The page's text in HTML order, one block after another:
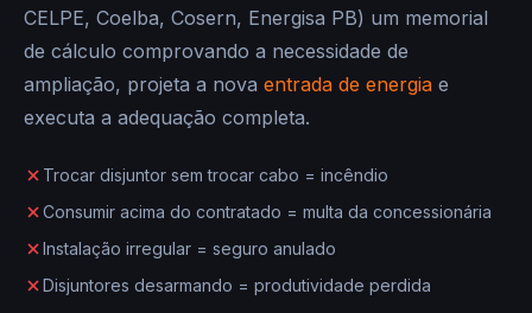
CELPE, Coelba, Cosern, Energisa PB) um memorial
de cálculo comprovando a necessidade de
ampliação, projeta a nova entrada de energia e
executa a adequação completa.
Trocar disjuntor sem trocar cabo = incêndio
Consumir acima do contratado = multa da concessionária
Instalação irregular = seguro anulado
Disjuntores desarmando = produtividade perdida